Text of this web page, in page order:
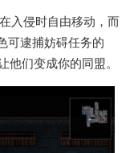
入侵时自由移动，而
可逮捕妨碍任务的
他们变成你的同盟。